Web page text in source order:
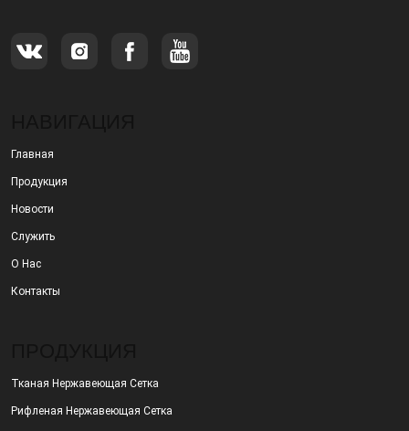
Главная
Продукция
Новости
Служить
О Нас
Контакты
Тканая Нержавеющая Сетка
Рифленая Нержавеющая Сетка